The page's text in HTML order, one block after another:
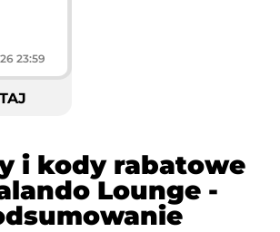
23:59
i kody rabatowe
Lounge -